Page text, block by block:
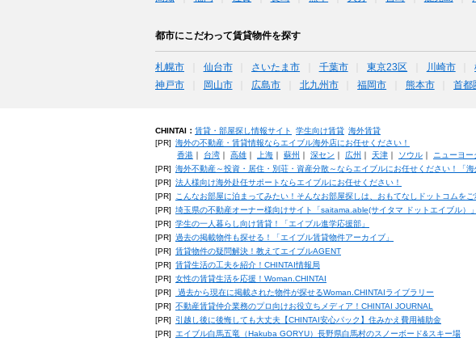
都市にこだわって賃貸物件を探す
札幌市 仙台市 さいたま市 千葉市 東京23区 川崎市
神戸市
岡山市 広島市 北九州市 福岡市 熊本市 首都
CHINTAI： 賃貸・部屋探し情報サイト 学生向け賃貸 海外賃貸
[PR] 海外の不動産・賃貸情報ならエイブル海外店にお任せください！
香港｜ 台湾｜ 高雄｜ 上海｜ 蘇州 深セン 広州 天津｜ ソウル｜ ニューヨー
[PR] 海外不動産～投資・居住・別荘・資産分散～ならエイブルにお任せください！「海
[PR] 法人様向け海外赴任サポートならエイブルにお任せください！
[PR]
こんなお部屋に泊まってみたい！そんなお部屋探しは、おもてなしドットコムをご
[PR] 埼玉県の不動産オーナー様向けサイト「saitama.able(サイタマ ドットエイブル）」
[PR] 学生の一人暮らし向け賃貸！「エイブル進学応援部」
[PR] 過去の掲載物件も探せる！「エイブル賃貸物件アーカイブ」
[PR] 賃貸物件の疑問解決！教えてエイブルAGENT
[PR] 賃貸生活の工夫を紹介！CHINTAI情報局
[PR] 女性の賃貸生活を応援！Woman.CHINTAI
[PR]
過去から現在に掲載された物件が探せるWoman.CHINTAIライブラリー
[PR] 不動産賃貸仲介業務のプロ向けお役立ちメディア！CHINTAI JOURNAL
[PR]
引越し後に後悔しても大丈夫【CHINTAI安心パック】住みかえ費用補助金
[PR] エイブル白馬五竜（Hakuba GORYU）長野県白馬村のスノーボード&スキー場